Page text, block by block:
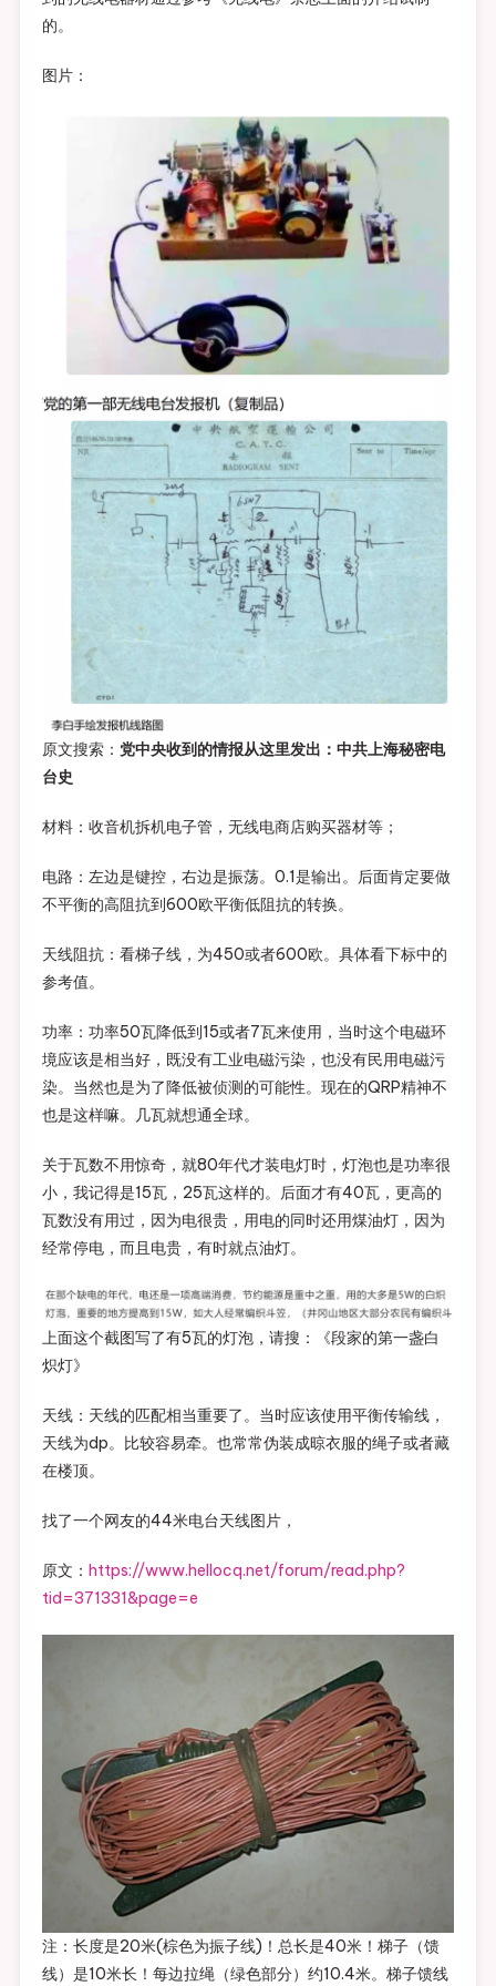
的。
图片：
原文搜索： 党中央收到的情报从这里发出：中共上海秘密电
台史
材料：收音机拆机电子管，无线电商店购买器材等；
电路：左边是键控，右边是振荡。0.1是输出。后面肯定要做
不平衡的高阻抗到600欧平衡低阻抗的转换。
天线阻抗：看梯子线，为450或者600欧。具体看下标中的
参考值。
功率：功率50瓦降低到15或者7瓦来使用，当时这个电磁环
境应该是相当好，既没有工业电磁污染，也没有民用电磁污
染。当然也是为了降低被侦测的可能性。现在的QRP精神不
也是这样嘛。几瓦就想通全球。
关于瓦数不用惊奇，就80年代才装电灯时，灯泡也是功率很
小，我记得是15瓦，25瓦这样的。后面才有40瓦，更高的
瓦数没有用过，因为电很贵，用电的同时还用煤油灯，因为
经常停电，而且电贵，有时就点油灯。
上面这个截图写了有5瓦的灯泡，请搜：《段家的第一盏白
炽灯》
天线：天线的匹配相当重要了。当时应该使用平衡传输线，
天线为dp。比较容易牵。也常常伪装成晾衣服的绳子或者藏
在楼顶。
找了一个网友的44米电台天线图片，
原文： https://www.hellocq.net/forum/read.php?
tid=371331&page=e
注：长度是20米(棕色为振子线)！总长是40米！梯子（馈
线）是10米长！每边拉绳（绿色部分）约10.4米。梯子馈线